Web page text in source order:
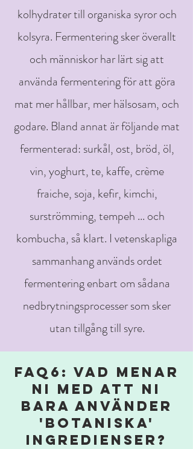
kolhydrater till organiska syror och
kolsyra. Fermentering sker överallt
och människor har lärt sig att
använda fermentering för att göra
mat mer hållbar, mer hälsosam, och
godare. Bland annat är följande mat
fermenterad: surkål, ost, bröd, öl,
vin, yoghurt, te, kaffe, crème
fraiche, soja, kefir, kimchi,
surströmming, tempeh ... och
kombucha, så klart. I vetenskapliga
sammanhang används ordet
fermentering enbart om sådana
nedbrytningsprocesser som sker
utan tillgång till syre.
FAQ6: VAD MENAR
NI MED ATT NI
BARA ANVÄNDER
'BOTANISKA'
INGREDIENSER?